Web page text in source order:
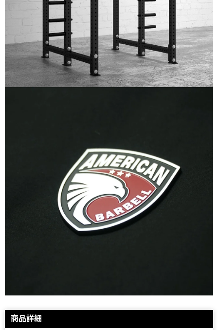
商品詳細